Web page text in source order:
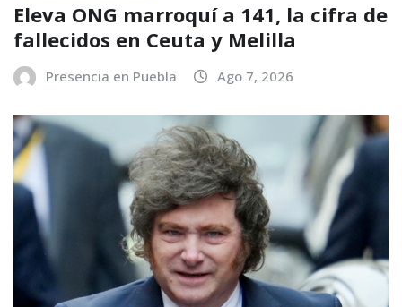
Eleva ONG marroquí a 141, la cifra de
fallecidos en Ceuta y Melilla
Presencia en Puebla Ago 7, 2026